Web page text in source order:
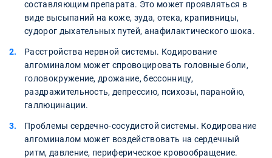
составляющим препарата. Это может проявляться в
виде высыпаний на коже, зуда, отека, крапивницы,
судорог дыхательных путей, анафилактического шока.
Расстройства нервной системы. Кодирование
алгоминалом может спровоцировать головные боли,
головокружение, дрожание, бессонницу,
раздражительность, депрессию, психозы, паранойю,
галлюцинации.
Проблемы сердечно-сосудистой системы. Кодирование
алгоминалом может воздействовать на сердечный
ритм, давление, периферическое кровообращение.